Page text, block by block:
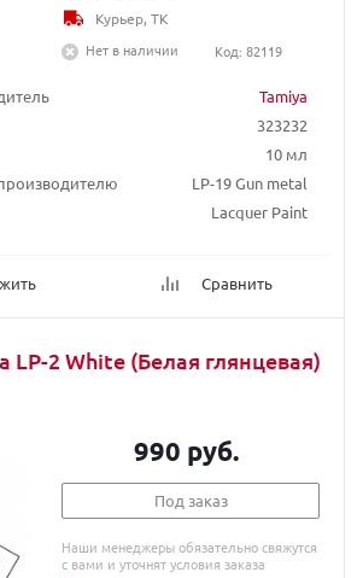
Tamiya
323232
10 мл
LP-19 Gun metal
Lacquer Paint
Сравнить
Курьер, ТК
Нет в наличии
Код: 82119
LP-2 White (Белая глянцевая)
990 руб.
Под заказ
Наши менеджеры обязательно свяжутся
с вами и уточнят условия заказа